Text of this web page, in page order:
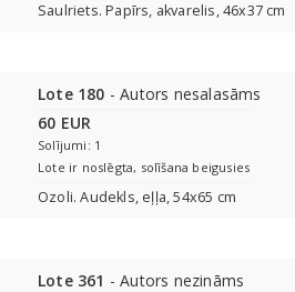
Saulriets. Papīrs, akvarelis, 46x37 cm
Lote 180 - Autors nesalasāms
60 EUR
Solījumi: 1
Lote ir noslēgta, solīšana beigusies
Ozoli. Audekls, eļļa, 54x65 cm
Lote 361 - Autors nezināms